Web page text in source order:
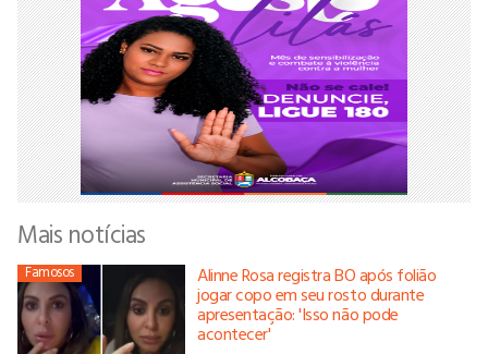
Mais notícias
Famosos Alinne Rosa registra BO após folião
jogar copo em seu rosto durante
apresentação: 'Isso não pode
acontecer'